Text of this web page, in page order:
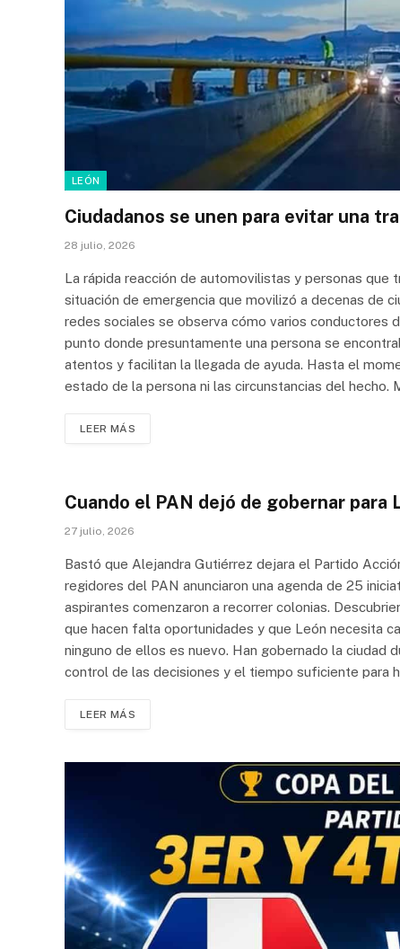
LEÓN
Ciudadanos se unen para evitar una
28 julio, 2026
La rápida reacción de automovilistas y personas que
situación de emergencia que movilizó a decenas de
redes sociales se observa cómo varios conductores
punto donde presuntamente una persona se
atentos y facilitan la llegada de ayuda. Hasta el
estado de la persona ni las circunstancias del hecho.
LEER MÁS
Cuando el PAN dejó de gobernar para
27 julio, 2026
Bastó que Alejandra Gutiérrez dejara el Partido
regidores del PAN anunciaron una agenda de 25
aspirantes comenzaron a recorrer colonias.
que hacen falta oportunidades y que León necesita
ninguno de ellos es nuevo. Han gobernado la ciudad
control de las decisiones y el tiempo suficiente para
LEER MÁS